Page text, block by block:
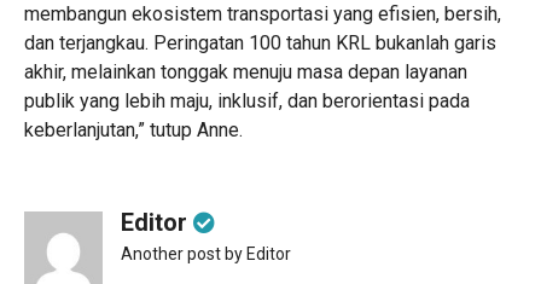
membangun ekosistem transportasi yang efisien, bersih,
dan terjangkau. Peringatan 100 tahun KRL bukanlah garis
akhir, melainkan tonggak menuju masa depan layanan
publik yang lebih maju, inklusif, dan berorientasi pada
keberlanjutan,” tutup Anne.
Editor
Another post by Editor